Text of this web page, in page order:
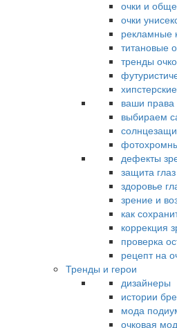
очки и
очки
рекламные
титановые
тренды
ваши права
выбираем
дефекты
защита
здоровье
зрение и
как
коррекция
проверка
рецепт на
Тренды и герои
дизайнеры
истории
мода
очковая